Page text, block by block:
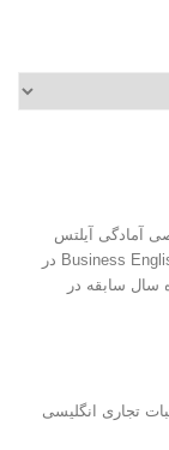
آمادگی آیلتس
IELTS ، تافل TOEFL، جی آر ای GRE، زبان تجاری Business English در
سال سابقه در
تجاری انگلیسی